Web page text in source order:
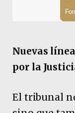
Nuevas
por la
El tribunal